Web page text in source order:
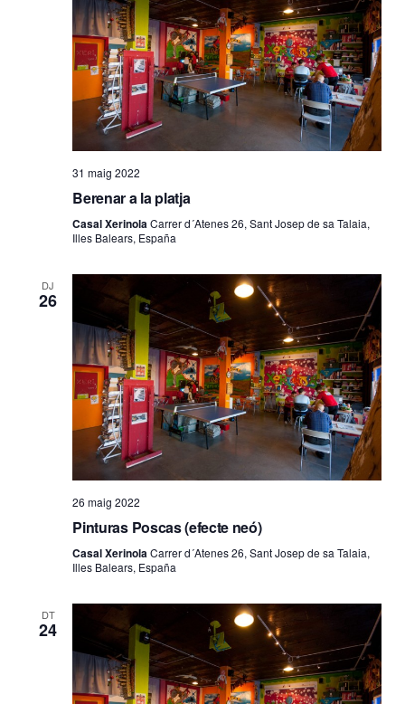
31 maig 2022
Berenar a la platja
Casal XerinolaCarrer d´Atenes 26, Sant Josep de sa Talaia,
Illes Balears, España
DJ
26
26 maig 2022
Pinturas Poscas (efecte neó)
Casal XerinolaCarrer d´Atenes 26, Sant Josep de sa Talaia,
Illes Balears, España
DT
24